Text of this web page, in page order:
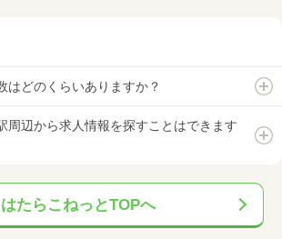
はどのくらいありますか？
周辺から求人情報を探すことはできます
はたらこねっとTOPへ